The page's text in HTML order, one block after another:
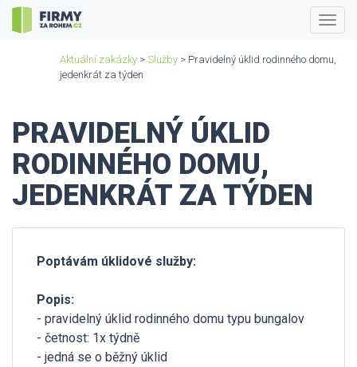
Aktuální zakázky > Služby > Pravidelný úklid rodinného domu,
jedenkrát za týden
PRAVIDELNÝ ÚKLID
RODINNÉHO DOMU,
JEDENKRÁT ZA TÝDEN
Poptávám úklidové služby:
Popis:
- pravidelný úklid rodinného domu typu bungalov
- četnost: 1x týdně
- jedná se o běžný úklid